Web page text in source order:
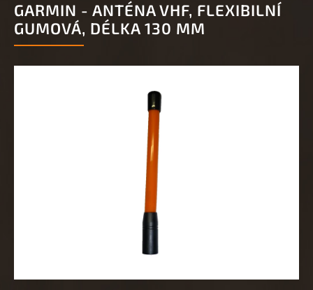
GARMIN - ANTÉNA VHF, FLEXIBILNÍ
GUMOVÁ, DÉLKA 130 MM